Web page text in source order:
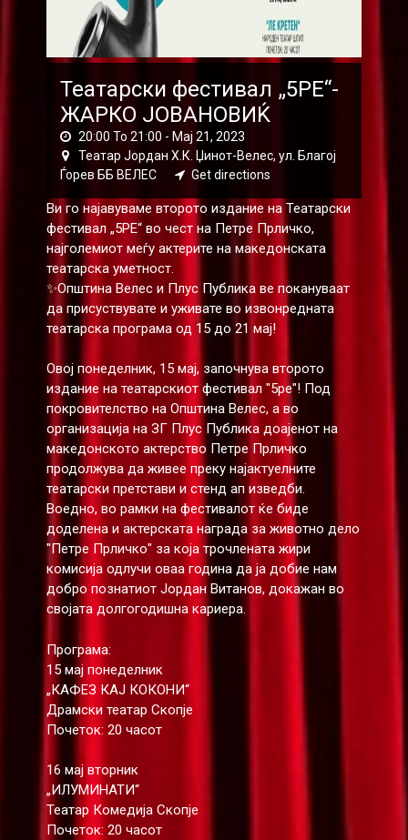
Театарски фестивал „5РЕ“-
ЖАРКО ЈОВАНОВИЌ
20:00 To 21:00 - Мај 21, 2023
Театар Јордан Х.К. Џинот-Велес, ул. Благој
Ѓорев ББ ВЕЛЕС
Get directions
Ви го најавуваме второто издание на Театарски
фестивал „5РЕ“ во чест на Петре Прличко,
најголемиот меѓу актерите на македонската
театарска уметност.
✨Општина Велес и Плус Публика ве покануваат
да присуствувате и уживате во извонредната
театарска програма од 15 до 21 мај!
Овој понеделник, 15 мај, започнува второто
издание на театарскиот фестивал "5ре"! Под
покровителство на Општина Велес, а во
организација на ЗГ Плус Публика доајенот на
македонското актерство Петре Прличко
продолжува да живее преку најактуелните
театарски претстави и стенд ап изведби.
Воедно, во рамки на фестивалот ќе биде
доделена и актерската награда за животно дело
"Петре Прличко" за која трочлената жири
комисија одлучи оваа година да ја добие нам
добро познатиот Јордан Витанов, докажан во
својата долгогодишна кариера.
Програма:
15 мај понеделник
„КАФЕЗ КАЈ КОКОНИ“
Драмски театар Скопје
Почеток: 20 часот
16 мај вторник
„ИЛУМИНАТИ“
Театар Комедија Скопје
Почеток: 20 часот